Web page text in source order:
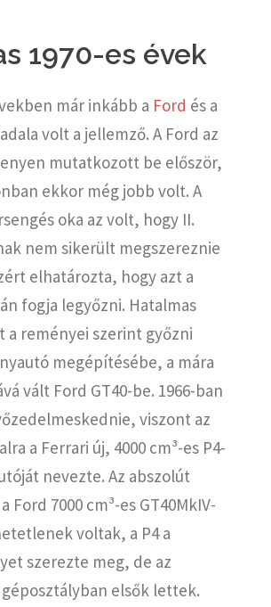
1970-es évek
már inkább a Ford és a
volt a jellemző. A Ford az
mutatkozott be először,
ekkor még jobb volt. A
oka az volt, hogy II.
nem sikerült megszereznie
elhatározta, hogy azt a
fogja legyőzni. Hatalmas
a reményei szerint győzni
megépítésébe, a mára
vált Ford GT40-be. 1966-ban
viszont az
a Ferrari új, 4000 cm³-es P4-
nevezte. Az abszolút
Ford 7000 cm³-es GT40MkIV-
voltak, a P4 a
szerezte meg, de az
géposztályban elsők lettek.